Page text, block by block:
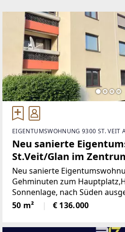
EIGENTUMSWOHNUNG 9300 ST. VEIT
Neu sanierte
St.Veit/Glan im
Neu sanierte
Gehminuten zum
Sonnenlage, nach Süden
Grüne, mangelangt über nur 4
Wohnung, Kindergarten,
50 m² € 136.000